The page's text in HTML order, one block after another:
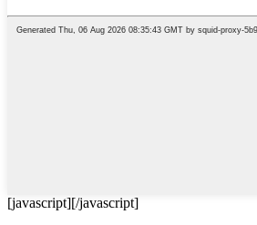
[javascript][/javascript]